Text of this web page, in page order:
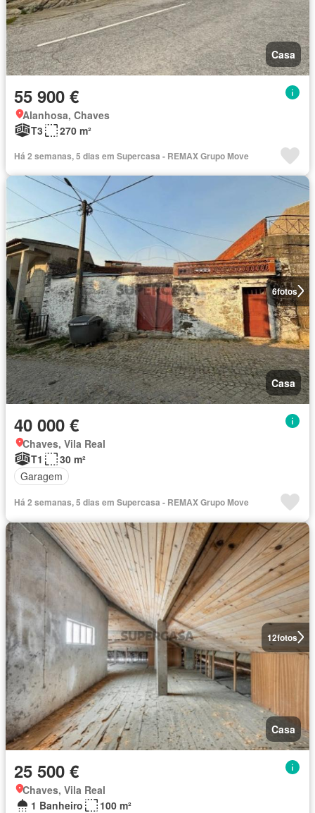
Casa
55 900 €
Alanhosa, Chaves
T3
270 m²
Há 2 semanas, 5 dias em Supercasa - REMAX Grupo Move
6fotos
Casa
40 000 €
Chaves, Vila Real
T1
30 m²
Garagem
Há 2 semanas, 5 dias em Supercasa - REMAX Grupo Move
12fotos
Casa
25 500 €
Chaves, Vila Real
1 Banheiro
100 m²